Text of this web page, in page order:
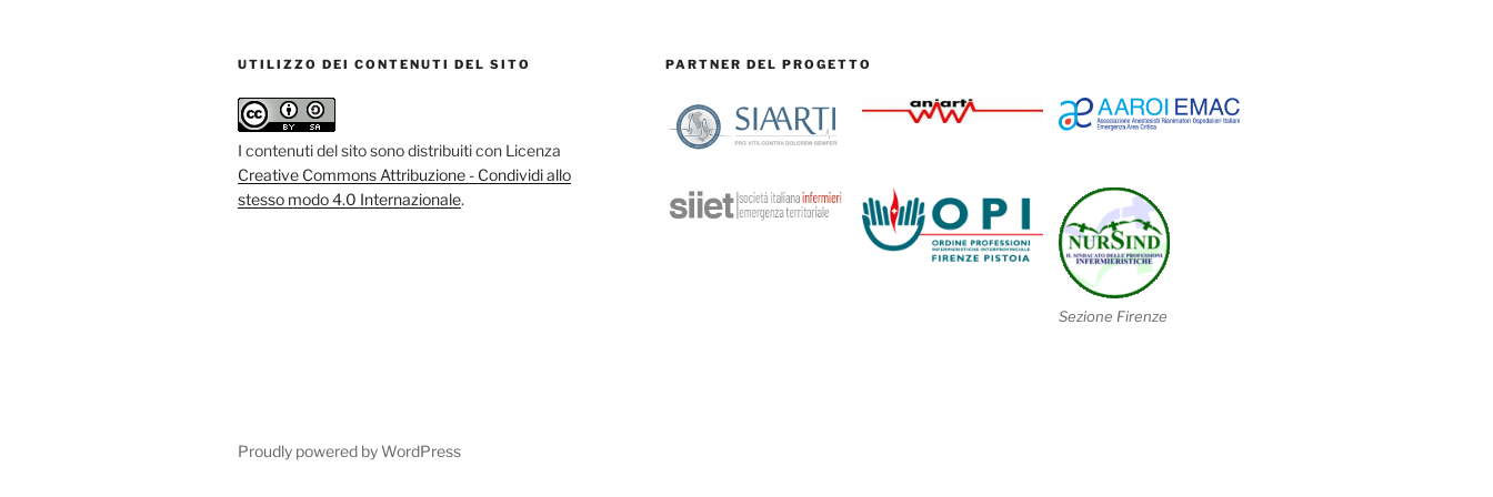
UTILIZZO DEI CONTENUTI DEL SITO
I contenuti del sito sono distribuiti con Licenza
Creative Commons Attribuzione - Condividi allo
stesso modo 4.0 Internazionale.
PARTNER DEL PROGETTO
Sezione Firenze
Proudly powered by WordPress